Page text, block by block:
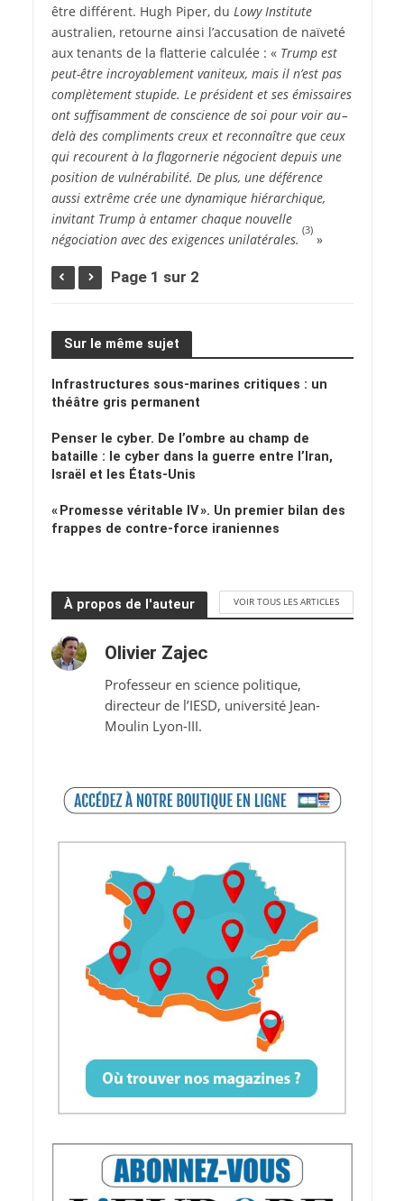
être différent. Hugh Piper, du Lowy Institute
australien, retourne ainsi l’accusation de naïveté
aux tenants de la flatterie calculée : « Trump est
peut-être incroyablement vaniteux, mais il n’est pas
complètement stupide. Le président et ses émissaires
ont suffisamment de conscience de soi pour voir au –
delà des compliments creux et reconnaître que ceux
qui recourent à la flagornerie négocient depuis une
position de vulnérabilité. De plus, une déférence
aussi extrême crée une dynamique hiérarchique,
invitant Trump à entamer chaque nouvelle
négociation avec des exigences unilatérales.
(3)
»
Page 1 sur 2
Sur le même sujet
Infrastructures sous-marines critiques : un
théâtre gris permanent
Penser le cyber. De l’ombre au champ de
bataille : le cyber dans la guerre entre l’Iran,
Israël et les États-Unis
« Promesse véritable IV ». Un premier bilan des
frappes de contre-force iraniennes
À propos de l'auteur VOIR TOUS LES ARTICLES
Olivier Zajec
Professeur en science politique,
directeur de l’IESD, université Jean-
Moulin Lyon-III.